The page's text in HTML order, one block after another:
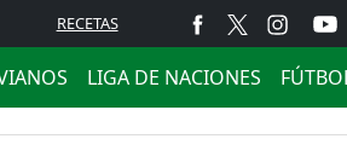
RECETAS
LIGA DE NACIONES